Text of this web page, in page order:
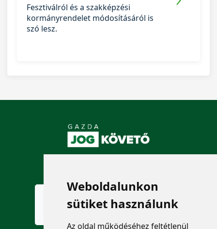
Weboldalunkon
sütiket használunk
Az oldal működéséhez feltétlenül
Fesztiválról és a szakképzési
kormányrendelet módosításáról is
szó lesz.